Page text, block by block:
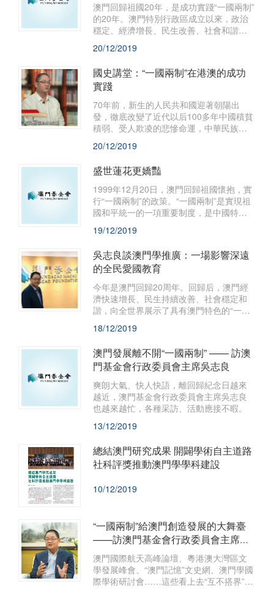
澳門回歸祖國20年，是成功實踐“一國兩制”
的20年。澳門特別行政區成立以來，政治
穩定、經濟增長、民生改善、社會和諧，
各項事業都取得了令人欣喜的成就，為新
時代的發展創造了良好的條件，奠定了堅
實的基礎。
20/12/2019
國史講堂：“一國兩制”在港澳的成功
實踐
70年前，新生的人民共和國迎著朝陽出
發，徹底改變了近代以后100多年中國積貧
積弱、受人欺凌的悲慘命運，中華民族走
上了實現偉大復興的壯闊道路。
20/12/2019
盛世蓮花更嬌豔
1999年12月20日，澳門回歸祖國懷抱，實
行“一國兩制”的政策。“一國兩制”是實現祖
國和平統一的一項重要制度，是中國特色
社會主義的一個偉大創舉，在政治理論上
是一個全新的構想，在政治發展上也是一
種全新的實踐。
19/12/2019
吳志良談澳門學推廣：一場影響深遠
的全民愛國教育
今年是澳門回歸20周年。回歸后，澳門經
濟快速增長、民生持續改善、社會穩定和
諧，向全世界展示了具有澳門特色的“一國
兩制”成功實踐。
18/12/2019
澳門發展離不開“一國兩制” —— 訪澳
門基金會行政委員會主席吳志良
爽朗大氣、快人快語，離回歸紀念日越來
越近，澳門基金會行政委員會主席吳志良
也越來越忙，各種采訪、活動應接不暇。
13/12/2019
總結澳門研究成果 開闢學術自主道路
社科評獎推動澳門學學科建設
10/12/2019
“一國兩制”給澳門創造發展的大舞臺
——訪澳門基金會行政委員會主席吳
志良
澳門國際航天高峰論壇、粵港澳大灣區文
學發展峰會、“澳門記憶”文史網、澳門學國
際學術研討會……這些看上去“互不搭界”的